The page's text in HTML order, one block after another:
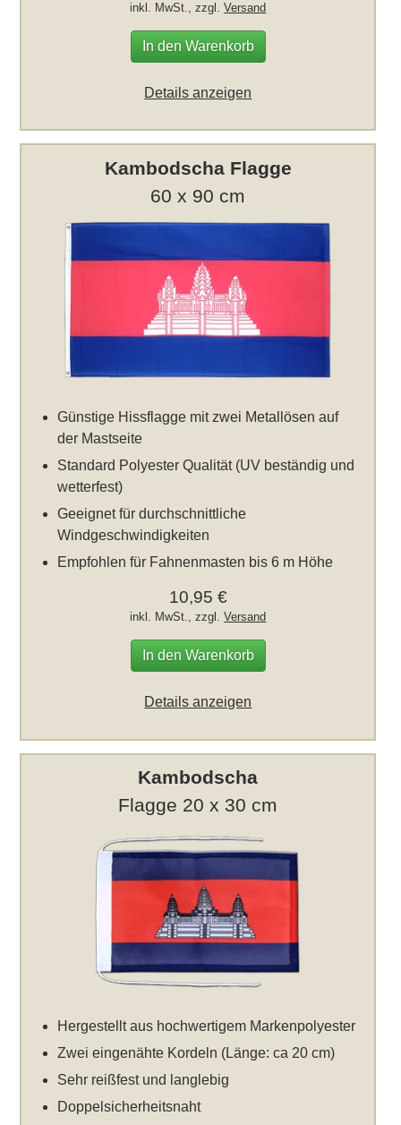
inkl. MwSt., zzgl.Versand
In den Warenkorb
Details anzeigen
Kambodscha Flagge
60 x 90 cm
Günstige Hissflagge mit zwei Metallösen auf
der Mastseite
Standard Polyester Qualität (UV beständig und
wetterfest)
Geeignet für durchschnittliche
Windgeschwindigkeiten
Empfohlen für Fahnenmasten bis 6 m Höhe
10,95 €
inkl. MwSt., zzgl.Versand
In den Warenkorb
Details anzeigen
Kambodscha
Flagge 20 x 30 cm
Hergestellt aus hochwertigem Markenpolyester
Zwei eingenähte Kordeln (Länge: ca 20 cm)
Sehr reißfest und langlebig
Doppelsicherheitsnaht